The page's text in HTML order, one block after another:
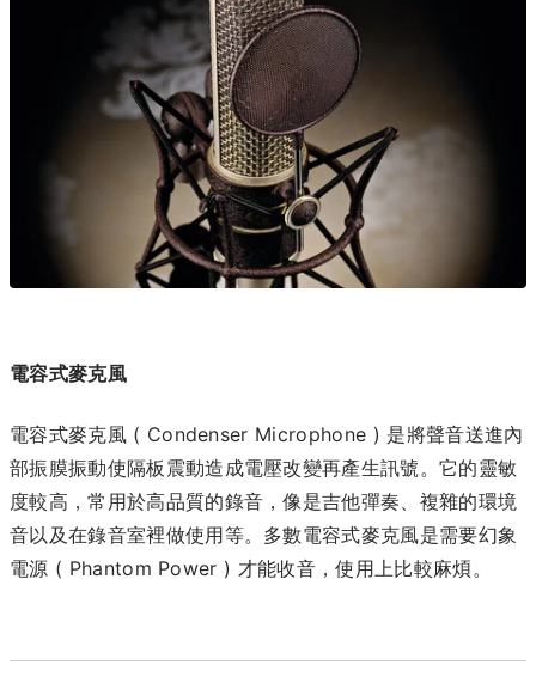
電容式麥克風
電容式麥克風 ( Condenser Microphone ) 是將聲音送進內
部振膜振動使隔板震動造成電壓改變再產生訊號。它的靈敏
度較高，常用於高品質的錄音，像是吉他彈奏、複雜的環境
音以及在錄音室裡做使用等。多數電容式麥克風是需要幻象
電源 ( Phantom Power ) 才能收音，使用上比較麻煩。